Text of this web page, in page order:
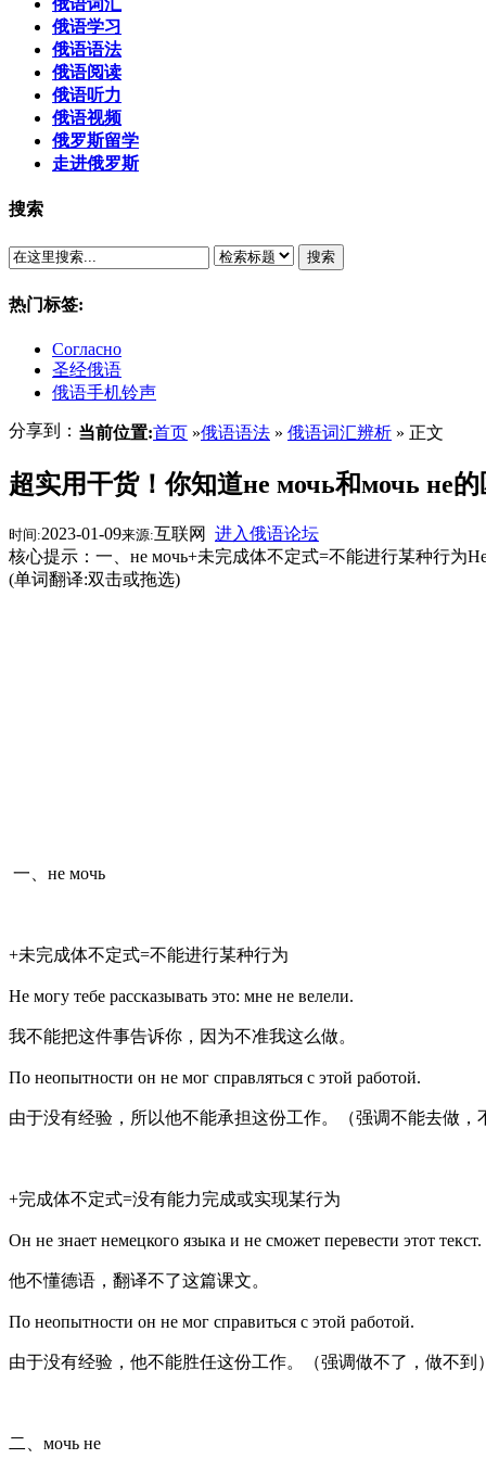
俄语学习
俄语语法
俄语阅读
俄语听力
俄语视频
俄罗斯留学
走进俄罗斯
搜索
搜索
热门标签:
Согласно
圣经俄语
俄语手机铃声
分享到： 当前位置:首页 »俄语语法 » 俄语词汇辨析 » 正文
超实用干货！你知道не мочь和мочь не的
时间:2023-01-09来源:互联网 进入俄语论坛
核心提示：一、не мочь+未完成体不定式=不能进行某种行为Не
(单词翻译:双击或拖选)
一、не мочь
+未完成体不定式=不能进行某种行为
Не могу тебе рассказывать это: мне не велели.
我不能把这件事告诉你，因为不准我这么做。
По неопытности он не мог справляться с этой работой.
由于没有经验，所以他不能承担这份工作。（强调不能去做，
+完成体不定式=没有能力完成或实现某行为
Он не знает немецкого языка и не сможет перевести этот текст.
他不懂德语，翻译不了这篇课文。
По неопытности он не мог справиться с этой работой.
由于没有经验，他不能胜任这份工作。（强调做不了，做不到）
二、мочь не